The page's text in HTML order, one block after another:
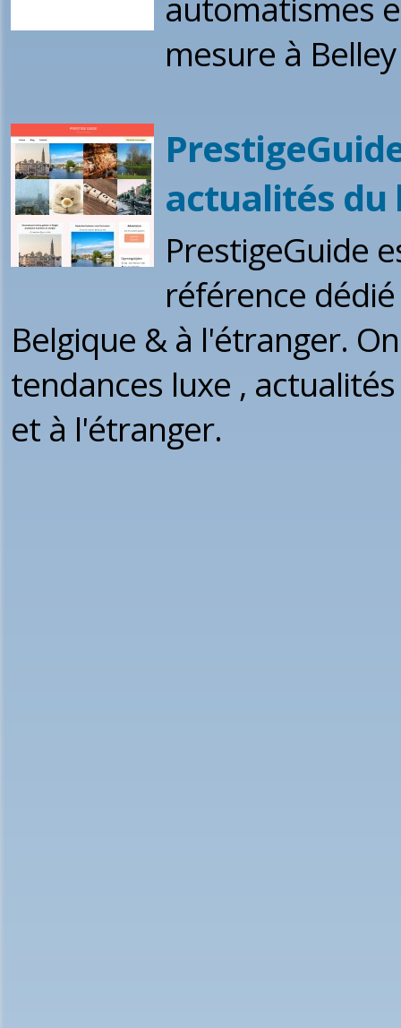
mesure à
actualités du
PrestigeGuide
référence
Belgique & à l'étranger.
tendances luxe ,
et à l'étranger.